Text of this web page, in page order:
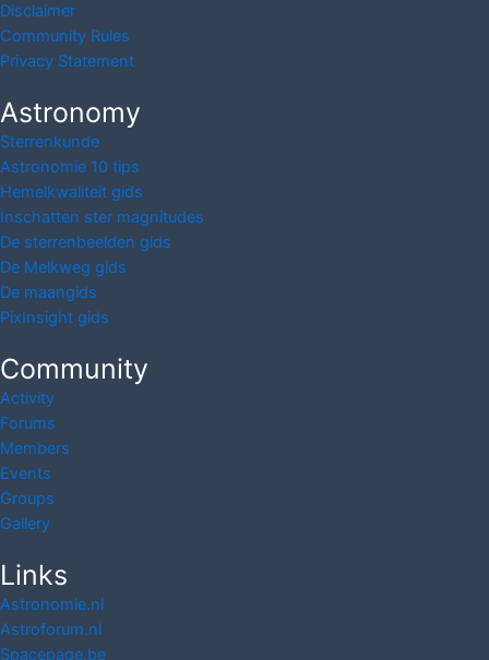
Disclaimer
Community Rules
Privacy Statement
Astronomy
Sterrenkunde
Astronomie 10 tips
Hemelkwaliteit gids
Inschatten ster magnitudes
De sterrenbeelden gids
De Melkweg gids
De maangids
PixInsight gids
Community
Activity
Forums
Members
Events
Groups
Gallery
Links
Astronomie.nl
Astroforum.nl
Spacepage.be